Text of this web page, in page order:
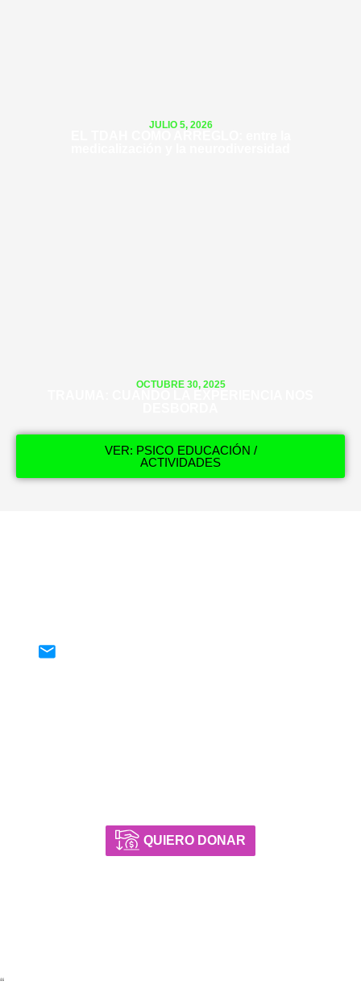
JULIO 5, 2026
OCTUBRE 30, 2025
VER: PSICO EDUCACIÓN /
ACTIVIDADES
QUIERO DONAR
“